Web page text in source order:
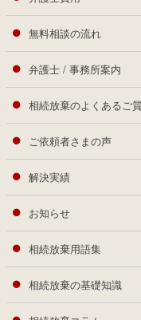
無料相談の流れ
弁護士 / 事務所案内
相続放棄のよくあるご
ご依頼者さまの声
解決実績
お知らせ
相続放棄用語集
相続放棄の基礎知識